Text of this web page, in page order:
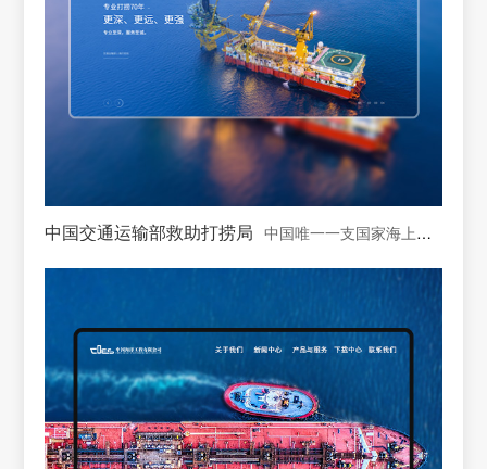
中国交通运输部救助打捞局 中国唯一一支国家海上专业救助打捞力量